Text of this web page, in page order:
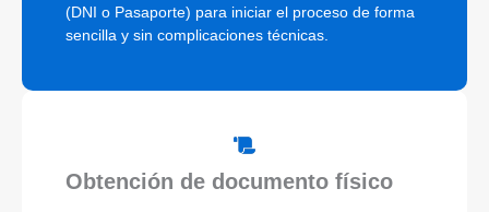
(DNI o Pasaporte) para iniciar el proceso de forma
sencilla y sin complicaciones técnicas.
Obtención de documento físico